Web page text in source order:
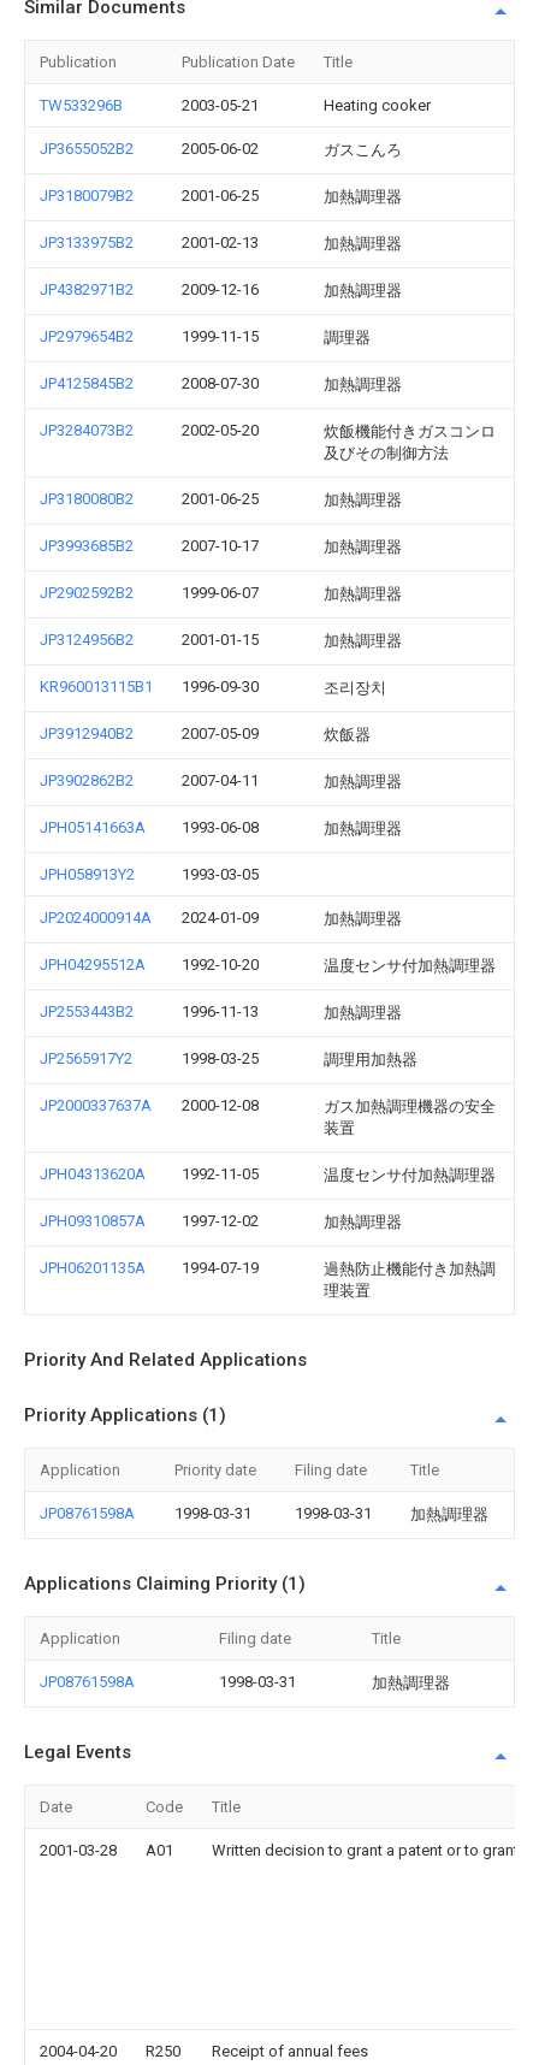
Similar Documents
Publication Publication Date Title
TW533296B 2003-05-21 Heating cooker
JP3655052B2 2005-06-02 ガスこんろ
JP3180079B2 2001-06-25 加熱調理器
JP3133975B2 2001-02-13 加熱調理器
JP4382971B2 2009-12-16 加熱調理器
JP2979654B2 1999-11-15 調理器
JP4125845B2 2008-07-30 加熱調理器
JP3284073B2 2002-05-20
炊飯機能付きガスコンロ
及びその制御方法
JP3180080B2 2001-06-25 加熱調理器
JP3993685B2 2007-10-17 加熱調理器
JP2902592B2 1999-06-07 加熱調理器
JP3124956B2 2001-01-15 加熱調理器
KR960013115B1 1996-09-30 조리장치
JP3912940B2 2007-05-09 炊飯器
JP3902862B2 2007-04-11 加熱調理器
JPH05141663A 1993-06-08 加熱調理器
JPH058913Y2 1993-03-05
JP2024000914A 2024-01-09 加熱調理器
JPH04295512A 1992-10-20 温度センサ付加熱調理器
JP2553443B2 1996-11-13 加熱調理器
JP2565917Y2 1998-03-25 調理用加熱器
JP2000337637A 2000-12-08
ガス加熱調理機器の安全
装置
JPH04313620A 1992-11-05 温度センサ付加熱調理器
JPH09310857A 1997-12-02 加熱調理器
JPH06201135A 1994-07-19
過熱防止機能付き加熱調
理装置
Priority And Related Applications
Priority Applications (1)
Application Priority date Filing date Title
JP08761598A 1998-03-31 1998-03-31 加熱調理器
Applications Claiming Priority (1)
Application Filing date Title
JP08761598A 1998-03-31 加熱調理器
Legal Events
Date Code Title
2001-03-28 A01 Written decision to grant a patent or to grant a
2004-04-20 R250 Receipt of annual fees